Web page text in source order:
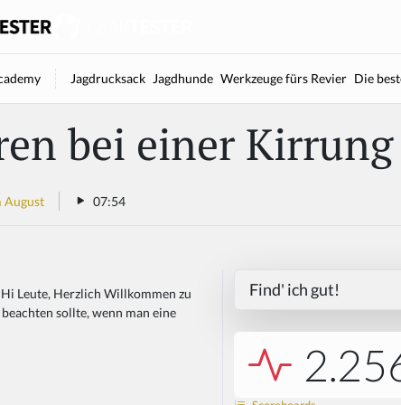
Jagdrucksack Jagdhunde Werkzeuge fürs Revier Die
bei einer Kirrung
August 07:54
Leute, Herzlich Willkommen zu
sollte, wenn man eine
Find' ich gut!